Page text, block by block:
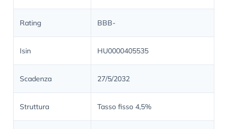
Rating BBB-
Isin HU0000405535
Scadenza 27/5/2032
Struttura Tasso fisso 4,5%